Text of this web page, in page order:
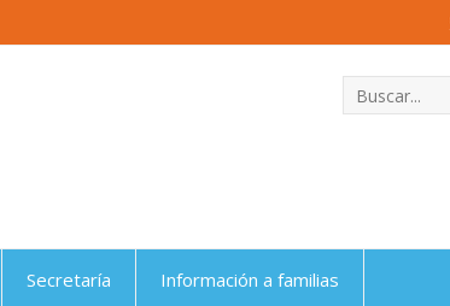
Secretaría Información a familias